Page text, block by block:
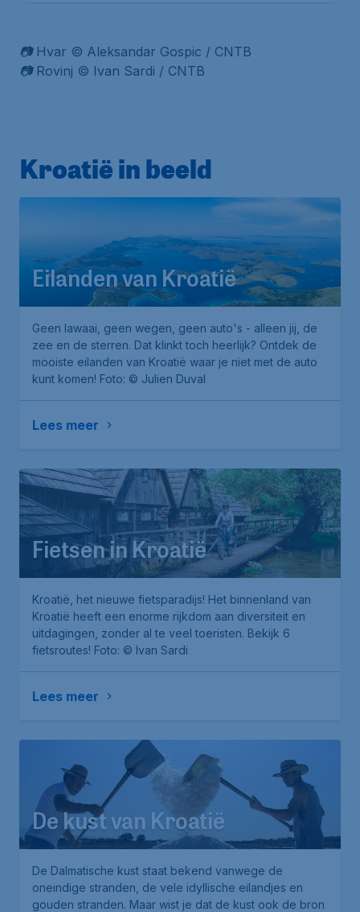
📷 Hvar © Aleksandar Gospic / CNTB
📷 Rovinj © Ivan Sardi / CNTB
Kroatië in beeld
Eilanden van Kroatië
Geen lawaai, geen wegen, geen auto's - alleen jij, de
zee en de sterren. Dat klinkt toch heerlijk? Ontdek de
mooiste eilanden van Kroatië waar je niet met de auto
kunt komen! Foto: © Julien Duval
Lees meer
Fietsen in Kroatië
Kroatië, het nieuwe fietsparadijs! Het binnenland van
Kroatië heeft een enorme rijkdom aan diversiteit en
uitdagingen, zonder al te veel toeristen. Bekijk 6
fietsroutes! Foto: © Ivan Sardi
Lees meer
De kust van Kroatië
De Dalmatische kust staat bekend vanwege de
oneindige stranden, de vele idyllische eilandjes en
gouden stranden. Maar wist je dat de kust ook de bron